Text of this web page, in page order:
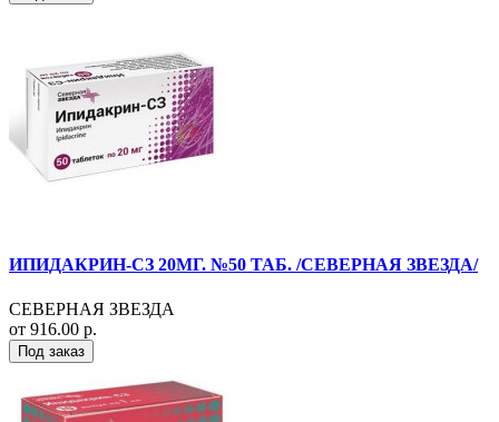
ИПИДАКРИН-СЗ 20МГ. №50 ТАБ. /СЕВЕРНАЯ ЗВЕЗДА/
СЕВЕРНАЯ ЗВЕЗДА
от 916.00 р.
Под заказ